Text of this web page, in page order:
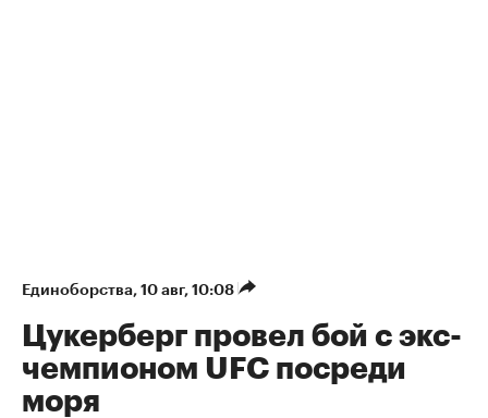
Единоборства 10 авг, 10:08
Цукерберг провел бой с экс-
чемпионом UFC посреди
моря